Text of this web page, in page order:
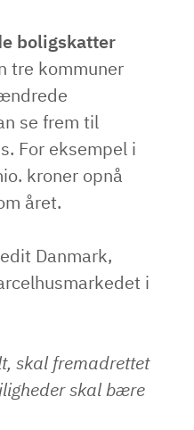
boligskatter
tre kommuner
se frem til
For eksempel i
kroner opnå
året.
Danmark,
i
skal fremadrettet
skal bære